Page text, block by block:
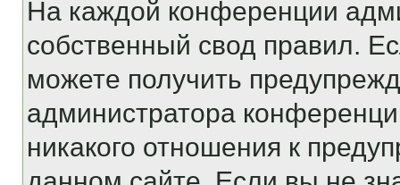
На каждой конференции
собственный свод правил.
можете получить
администратора
никакого отношения к